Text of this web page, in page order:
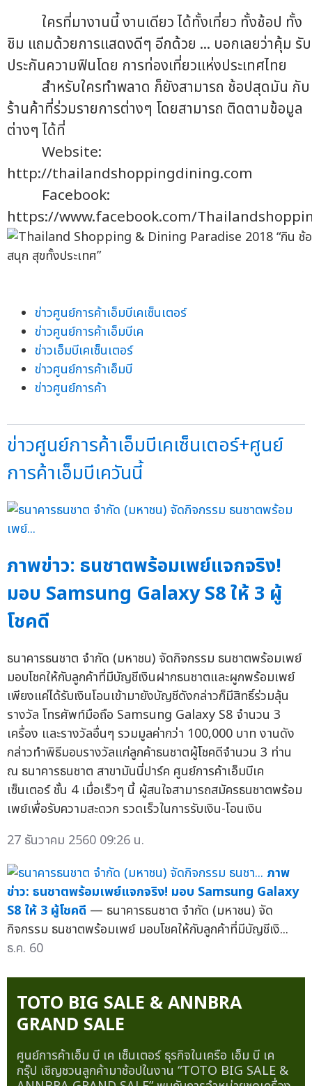
ใครที่มางานนี้ งานเดียว ได้ทั้งเที่ยว ทั้งช้อป ทั้ง
ชิม แถมด้วยการแสดงดีๆ อีกด้วย ... บอกเลยว่าคุ้ม รับ
ประกันความฟินโดย การท่องเที่ยวแห่งประเทศไทย
สำหรับใครทำพลาด ก็ยังสามารถ ช้อปสุดมัน กับ
ร้านค้าที่ร่วมรายการต่างๆ โดยสามารถ ติดตามข้อมูล
ต่างๆ ได้ที่
Website:
http://thailandshoppingdining.com
Facebook:
https://www.facebook.com/
ข่าวศูนย์การค้าเอ็มบีเคเซ็นเตอร์
ข่าวศูนย์การค้าเอ็มบีเค
ข่าวเอ็มบีเคเซ็นเตอร์
ข่าวศูนย์การค้าเอ็มบี
ข่าวศูนย์การค้า
ข่าวศูนย์การค้าเอ็มบีเคเซ็นเตอร์+ศูนย์
การค้าเอ็มบีเควันนี้
ภาพข่าว: ธนชาตพร้อมเพย์แจกจริง!
มอบ Samsung Galaxy S8 ให้ 3 ผู้
โชคดี
ธนาคารธนชาต จำกัด (มหาชน) จัดกิจกรรม ธนชาตพร้อมเพย์
มอบโชคให้กับลูกค้าที่มีบัญชีเงินฝากธนชาตและผูกพร้อมเพย์
เพียงแค่ได้รับเงินโอนเข้ามายังบัญชีดังกล่าวก็มีสิทธิ์ร่วมลุ้น
รางวัล โทรศัพท์มือถือ Samsung Galaxy S8 จำนวน 3
เครื่อง และรางวัลอื่นๆ รวมมูลค่ากว่า 100,000 บาท งานดัง
กล่าวทำพิธีมอบรางวัลแก่ลูกค้าธนชาตผู้โชคดีจำนวน 3 ท่าน
ณ ธนาคารธนชาต สาขามันนี่ปาร์ค ศูนย์การค้าเอ็มบีเค
เซ็นเตอร์ ชั้น 4 เมื่อเร็วๆ นี้ ผู้สนใจสามารถสมัครธนชาตพร้อม
เพย์เพื่อรับความสะดวก รวดเร็วในการรับเงิน-โอนเงิน
27 ธันวาคม 2560 09:26 น.
ภาพ
ข่าว: ธนชาตพร้อมเพย์แจกจริง! มอบ Samsung Galaxy
S8 ให้ 3 ผู้โชคดี — ธนาคารธนชาต จำกัด (มหาชน) จัด
กิจกรรม ธนชาตพร้อมเพย์ มอบโชคให้กับลูกค้าที่มีบัญชีเงิ...
ธ.ค. 60
TOTO BIG SALE & ANNBRA
GRAND SALE
ศูนย์การค้าเอ็ม บี เค เซ็นเตอร์ ธุรกิจในเครือ เอ็ม บี เค
กรุ๊ป เชิญชวนลูกค้ามาช้อปในงาน “TOTO BIG SALE &